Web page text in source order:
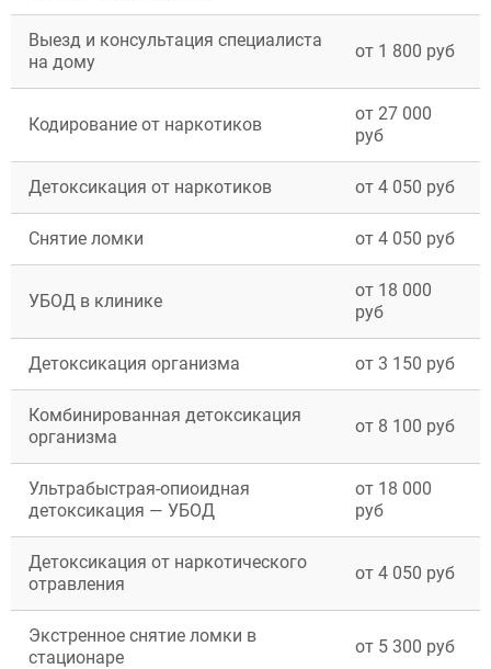
Выезд и консультация специалиста
на дому
от 1 800 руб
Кодирование от наркотиков
от 27 000
руб
Детоксикация от наркотиков от 4 050 руб
Снятие ломки от 4 050 руб
УБОД в клинике
от 18 000
руб
Детоксикация организма от 3 150 руб
Комбинированная детоксикация
организма
от 8 100 руб
Ультрабыстрая-опиоидная
детоксикация — УБОД
от 18 000
руб
Детоксикация от наркотического
отравления
от 4 050 руб
Экстренное снятие ломки в
стационаре
от 5 300 руб